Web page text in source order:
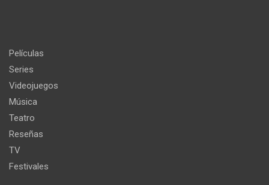
Películas
Series
Videojuegos
Música
Teatro
Reseñas
TV
Festivales